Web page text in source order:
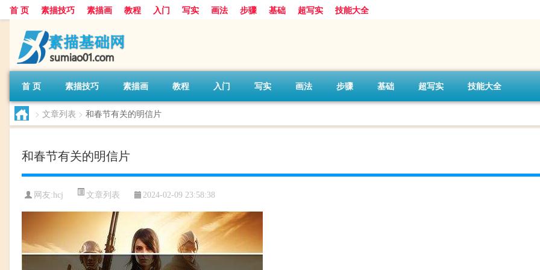
首 页 素描技巧 素描画 教程 入门 写实 画法 步骤 基础 超写实 技能大全
首 页 素描技巧 素描画 教程 入门 写实 画法 步骤 基础 超写实 技能大全
> 文章列表 > 和春节有关的明信片
和春节有关的明信片
网友:hcj 文章列表 2024-02-09 23:58:38